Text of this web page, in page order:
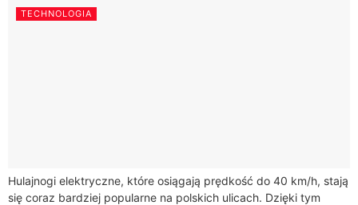
TECHNOLOGIA
Hulajnogi elektryczne, które osiągają prędkość do 40 km/h, stają
się coraz bardziej popularne na polskich ulicach. Dzięki tym